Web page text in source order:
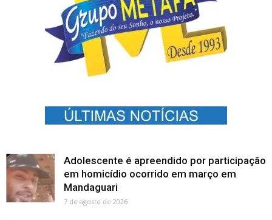
Adolescente é apreendido por participação
em homicídio ocorrido em março em
Mandaguari
7 de agosto de 2026